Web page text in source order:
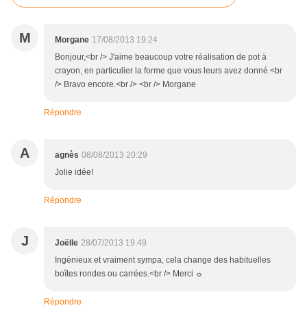
M Morgane 17/08/2013 19:24
Bonjour,<br /> J'aime beaucoup votre réalisation de pot à
crayon, en particulier la forme que vous leurs avez donné.<br
/> Bravo encore.<br /> <br /> Morgane
Répondre
A agnès 08/08/2013 20:29
Jolie idée!
Répondre
J Joëlle 28/07/2013 19:49
Ingénieux et vraiment sympa, cela change des habituelles
boîtes rondes ou carrées.<br /> Merci ☼
Répondre